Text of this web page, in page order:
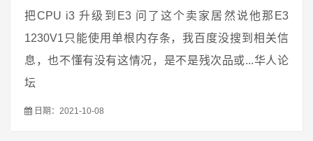
把CPU i3 升级到E3 问了这个卖家居然说他那E3
1230V1只能使用单根内存条，我百度没搜到相关信
息，也不懂有没有这情况，是不是残次品或...华人论
坛
日期：2021-10-08